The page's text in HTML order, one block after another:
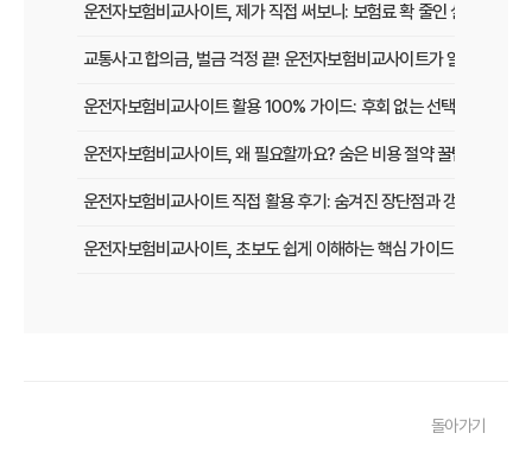
운전자보험비교사이트, 제가 직접 써보니: 보험료 확 줄인 실제 경험담
교통사고 합의금, 벌금 걱정 끝! 운전자보험비교사이트가 알려주는 든
운전자보험비교사이트 활용 100% 가이드: 후회 없는 선택을 위한 체
운전자보험비교사이트, 왜 필요할까요? 숨은 비용 절약 꿀팁 대방출!
운전자보험비교사이트 직접 활용 후기: 숨겨진 장단점과 갱신 팁
운전자보험비교사이트, 초보도 쉽게 이해하는 핵심 가이드
운전자보험비교사이트, 가입 전 꼭 확인해야 할 함정 3가지
돌아가기